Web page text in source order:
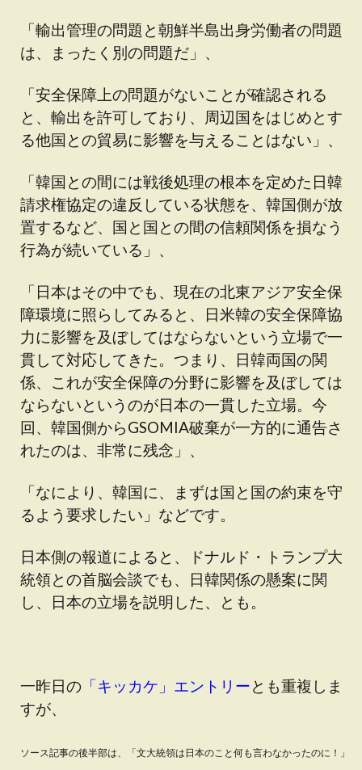
「輸出管理の問題と朝鮮半島出身労働者の問題
は、まったく別の問題だ」、
「安全保障上の問題がないことが確認される
と、輸出を許可しており、周辺国をはじめとす
る他国との貿易に影響を与えることはない」、
「韓国との間には戦後処理の根本を定めた日韓
請求権協定の違反している状態を、韓国側が放
置するなど、国と国との間の信頼関係を損なう
行為が続いている」、
「日本はその中でも、現在の北東アジア安全保
障環境に照らしてみると、日米韓の安全保障協
力に影響を及ぼしてはならないという立場で一
貫して対応してきた。つまり、日韓両国の関
係、これが安全保障の分野に影響を及ぼしては
ならないというのが日本の一貫した立場。今
回、韓国側からGSOMIA破棄が一方的に通告さ
れたのは、非常に残念」、
「なにより、韓国に、まずは国と国の約束を守
るよう要求したい」などです。
日本側の報道によると、ドナルド・トランプ大
統領との首脳会談でも、日韓関係の懸案に関
し、日本の立場を説明した、とも。
一昨日の 「キッカケ」エントリーとも重複しま
すが、
ソース記事の後半部は、「文大統領は日本のこと何も言わなかったのに！」